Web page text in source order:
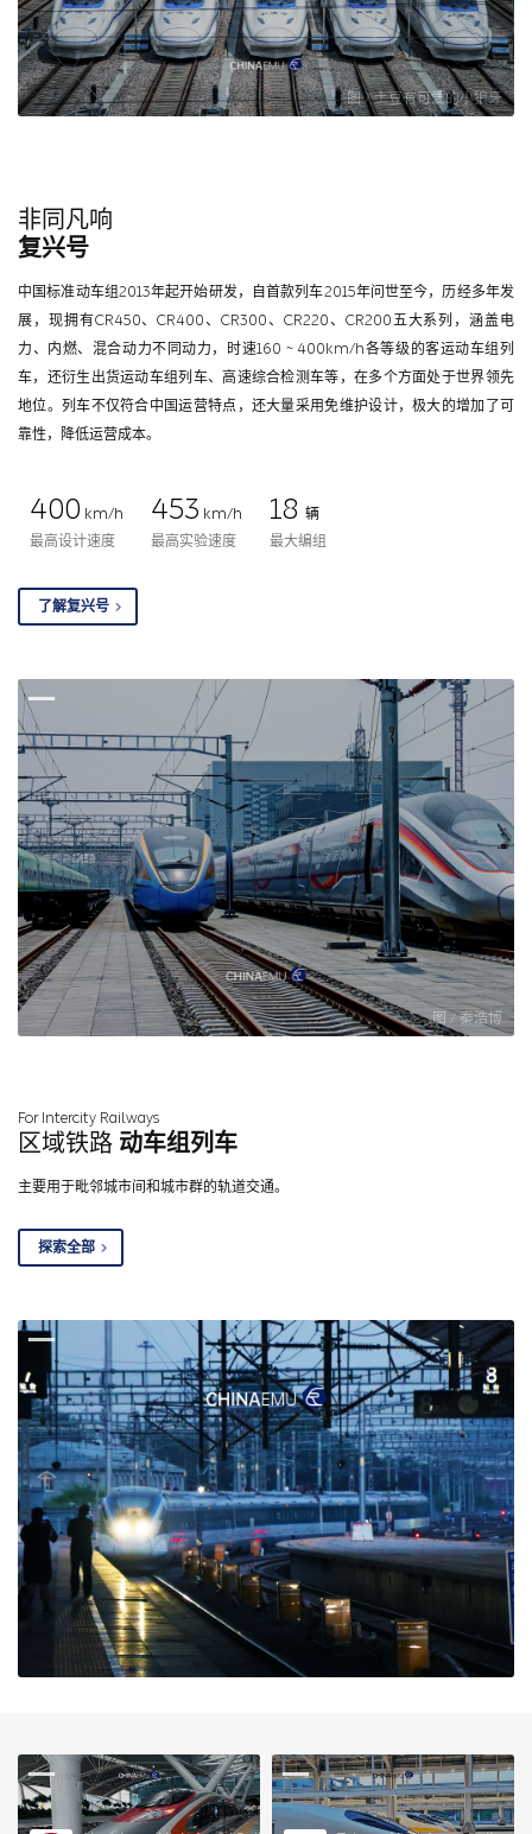
图 / 土豆有可爱的小狼牙
非同凡响
复兴号
中国标准动车组2013年起开始研发，自首款列车2015年问世至今，历经多年发
展，现拥有CR450、CR400、CR300、CR220、CR200五大系列，涵盖电
力、内燃、混合动力不同动力，时速160 ~ 400km/h各等级的客运动车组列
车，还衍生出货运动车组列车、高速综合检测车等，在多个方面处于世界领先
地位。列车不仅符合中国运营特点，还大量采用免维护设计，极大的增加了可
靠性，降低运营成本。
400 km/h
最高设计速度
453 km/h
最高实验速度
18 辆
最大编组
了解复兴号
图 / 秦浩博
For Intercity Railways
区域铁路 动车组列车
主要用于毗邻城市间和城市群的轨道交通。
探索全部